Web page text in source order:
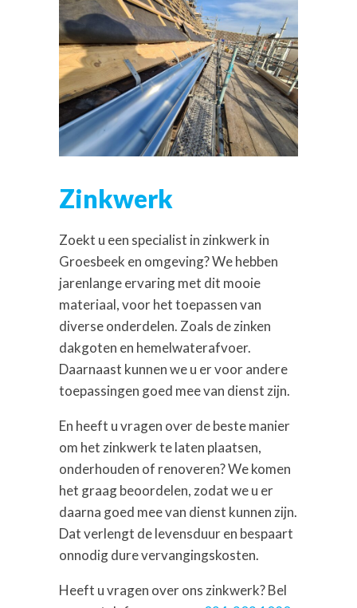
Zinkwerk
Zoekt u een specialist in zinkwerk in
Groesbeek en omgeving? We hebben
jarenlange ervaring met dit mooie
materiaal, voor het toepassen van
diverse onderdelen. Zoals de zinken
dakgoten en hemelwaterafvoer.
Daarnaast kunnen we u er voor andere
toepassingen goed mee van dienst zijn.
En heeft u vragen over de beste manier
om het zinkwerk te laten plaatsen,
onderhouden of renoveren? We komen
het graag beoordelen, zodat we u er
daarna goed mee van dienst kunnen zijn.
Dat verlengt de levensduur en bespaart
onnodig dure vervangingskosten.
Heeft u vragen over ons zinkwerk? Bel